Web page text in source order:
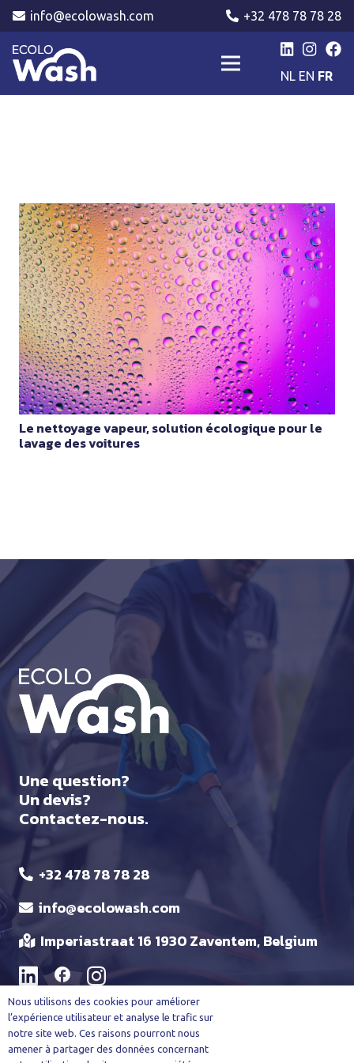
info@ecolowash.com +32 478 78 78 28
NL EN FR
Le nettoyage vapeur, solution écologique pour le
lavage des voitures
Une question?
Un devis?
Contactez-nous.
+32 478 78 78 28
info@ecolowash.com
Imperiastraat 16 1930 Zaventem, Belgium
facebook
Nous utilisons des cookies pour améliorer
l’expérience utilisateur et analyse le trafic sur
notre site web. Ces raisons pourront nous
amener à partager des données concernant